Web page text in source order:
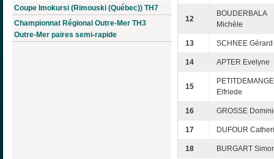
Coupe Imokursi (Rimouski (Québec)) TH7
Championnat Régional Outre-Mer TH3
Outre-Mer paires semi-rapide
12
BOUDERBALA
Michèle
13 SCHNEE Gérard
14 APTER Evelyne
15
PETITDEMANGE
Elfriede
16 GROSSE
17 DUFOUR
18 BURGART